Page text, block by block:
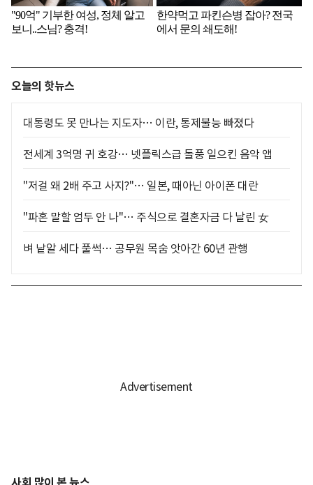
오늘의 핫뉴스
대통령도 못 만나는 지도자… 이란, 통제불능 빠졌다
전세계 3억명 귀 호강… 넷플릭스급 돌풍 일으킨 음악 앱
"저걸 왜 2배 주고 사지?"… 일본, 때아닌 아이폰 대란
"파혼 말할 엄두 안 나"… 주식으로 결혼자금 다 날린 女
벼 낱알 세다 풀썩… 공무원 목숨 앗아간 60년 관행